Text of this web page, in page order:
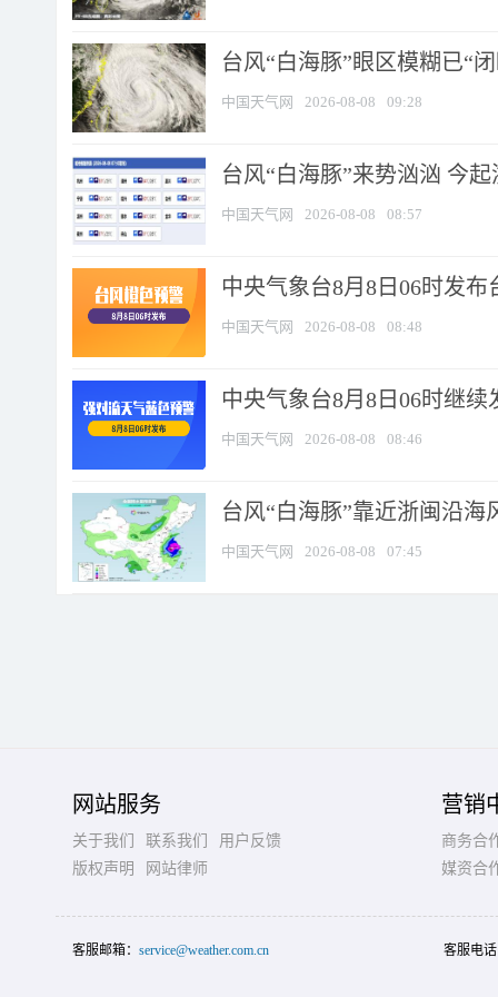
台风“白海豚”眼区模糊已“
中国天气网 2026-08-08 09:28
台风“白海豚”来势汹汹 今
中国天气网 2026-08-08 08:57
中央气象台8月8日06时发布
中国天气网 2026-08-08 08:48
中央气象台8月8日06时继
中国天气网 2026-08-08 08:46
台风“白海豚”靠近浙闽沿
中国天气网 2026-08-08 07:45
网站服务
关于我们 联系我们
用户反馈
版权声明
网站律师
营销
商务合
媒资合
客服邮箱： service@weather.com.cn 客服电